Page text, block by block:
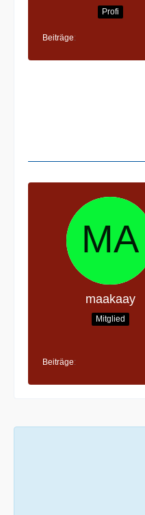
Profi
Beiträge
maakaay
Mitglied
Beiträge